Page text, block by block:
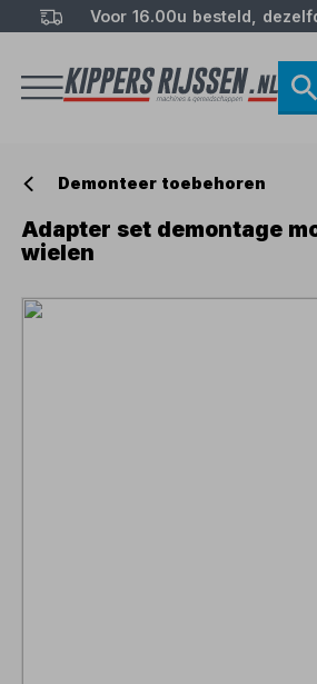
Voor 16.00u besteld,
Demonteer toebehoren
Adapter set demontage
wielen